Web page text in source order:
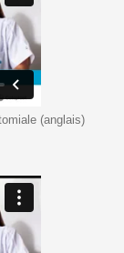
(anglais)